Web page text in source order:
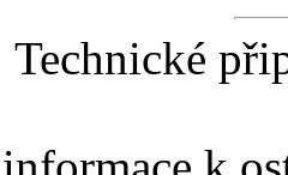
Technické